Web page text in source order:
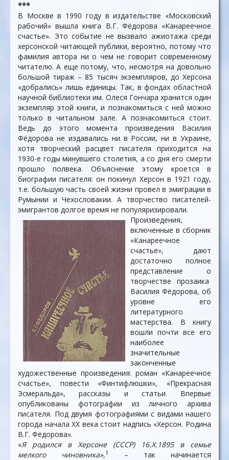
***
В Москве в 1990 году в издательстве «Московский
рабочий» вышла книга В.Г. Фёдорова «Канареечное
счастье». Это событие не вызвало ажиотажа среди
херсонской читающей публики, вероятно, потому что
фамилия автора ни о чем не говорит современному
читателю. А еще потому, что, несмотря на довольно
большой тираж – 85 тысяч экземпляров, до Херсона
«добрались» лишь единицы. Так, в фондах областной
научной библиотеки им. Олеся Гончара хранится один
экземпляр этой книги, и познакомиться с ней можно
только в читальном зале. А познакомиться стоит.
Ведь до этого момента произведения Василия
Фёдорова не издавались ни в России, ни в Украине,
хотя творческий расцвет писателя приходится на
1930-е годы минувшего столетия, а со дня его смерти
прошло полвека. Объяснение этому кроется в
биографии писателя: он покинул Херсон в 1921 году,
т.е. большую часть своей жизни провел в эмиграции в
Румынии и Чехословакии. А творчество писателей-
эмигрантов долгое время не популяризировали.
Произведения,
включенные в сборник
«Канареечное
счастье», дают
достаточно полное
представление о
творчестве прозаика
Василия Фёдорова, об
уровне его
литературного
мастерства. В книгу
вошли почти все его
наиболее
значительные
законченные
художественные произведения: роман «Канареечное
счастье», повести «Финтифлюшки», «Прекрасная
Эсмеральда», рассказы и статьи. Впервые
опубликованы фотографии из личного архива
писателя. Под двумя фотографиями с видами нашего
города начала XX века стоит надпись «Херсон. Родина
В.Г. Фёдорова».
«Я родился в Херсоне (СССР) 16.X.1895 в семье
мелкого чиновника»,1
– так начинается